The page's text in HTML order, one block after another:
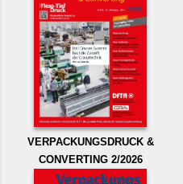
VERPACKUNGSDRUCK &
CONVERTING 2/2026